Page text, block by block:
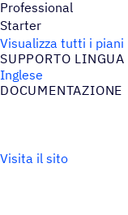
Professional
Starter
Visualizza tutti i piani
SUPPORTO LINGUA
Inglese
DOCU­MEN­TA­ZIONE
Visita il sito